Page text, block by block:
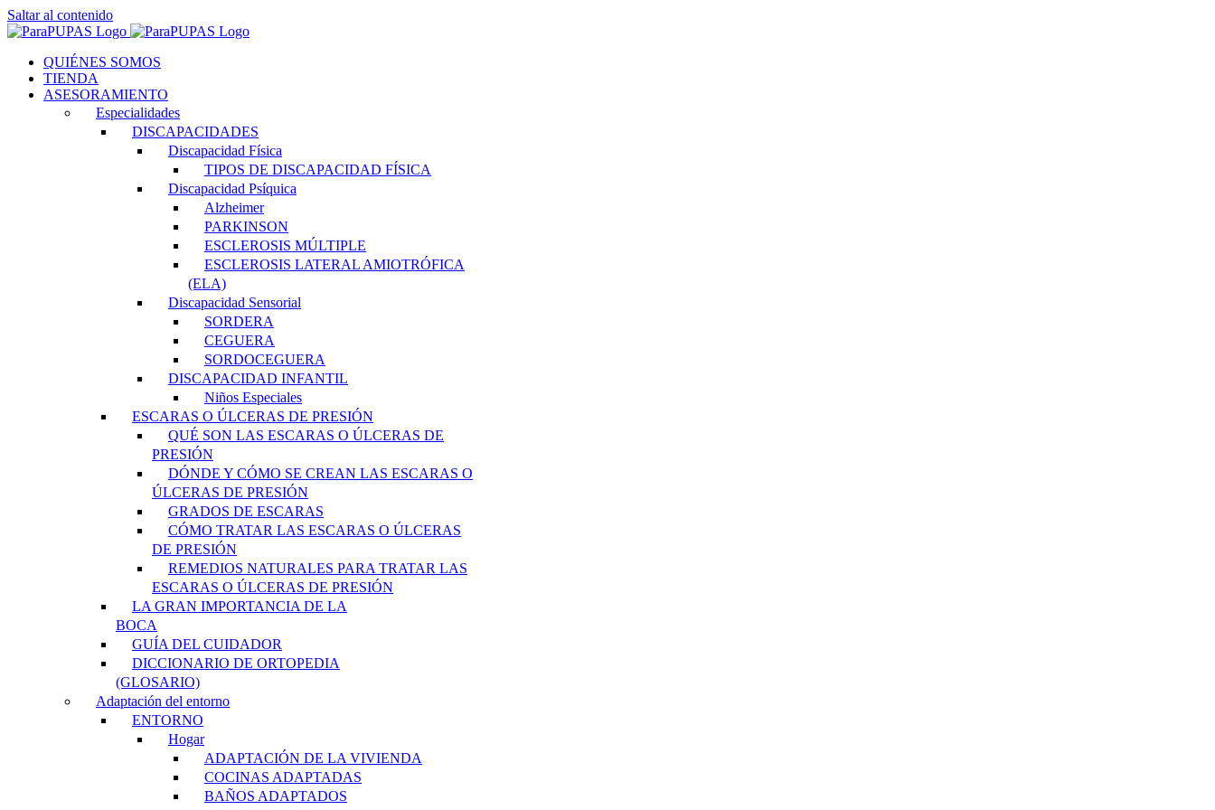
Saltar al contenido
QUIÉNES SOMOS
TIENDA
ASESORAMIENTO
Especialidades
DISCAPACIDADES
Discapacidad Física
TIPOS DE DISCAPACIDAD FÍSICA
Discapacidad Psíquica
Alzheimer
PARKINSON
ESCLEROSIS MÚLTIPLE
ESCLEROSIS LATERAL AMIOTRÓFICA
(ELA)
Discapacidad Sensorial
SORDERA
CEGUERA
SORDOCEGUERA
DISCAPACIDAD INFANTIL
Niños Especiales
ESCARAS O ÚLCERAS DE PRESIÓN
QUÉ SON LAS ESCARAS O ÚLCERAS DE
PRESIÓN
DÓNDE Y CÓMO SE CREAN LAS ESCARAS O
ÚLCERAS DE PRESIÓN
GRADOS DE ESCARAS
CÓMO TRATAR LAS ESCARAS O ÚLCERAS
DE PRESIÓN
REMEDIOS NATURALES PARA TRATAR LAS
ESCARAS O ÚLCERAS DE PRESIÓN
LA GRAN IMPORTANCIA DE LA
BOCA
GUÍA DEL CUIDADOR
DICCIONARIO DE ORTOPEDIA
(GLOSARIO)
Adaptación del entorno
ENTORNO
Hogar
ADAPTACIÓN DE LA VIVIENDA
COCINAS ADAPTADAS
BAÑOS ADAPTADOS